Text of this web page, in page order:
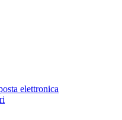
elettronica